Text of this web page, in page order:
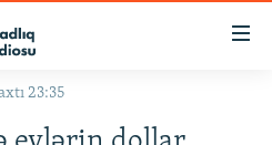
23:35